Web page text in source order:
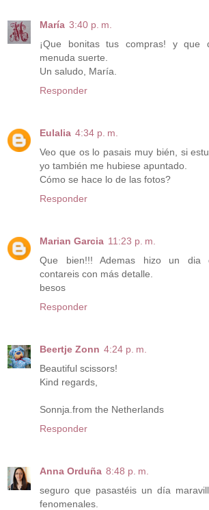
María 3:40 p. m.
¡Que bonitas tus compras! y que
menuda suerte.
Un saludo, María.
Responder
Eulalia 4:34 p. m.
Veo que os lo pasais muy bién, si
yo también me hubiese apuntado.
Cómo se hace lo de las fotos?
Responder
Marian Garcia 11:23 p. m.
Que bien!!! Ademas hizo un dia
contareis con más detalle.
besos
Responder
Beertje Zonn 4:24 p. m.
Beautiful scissors!
Kind regards,
Sonnja.from the Netherlands
Responder
Anna Orduña 8:48 p. m.
seguro que pasastéis un día
fenomenales.